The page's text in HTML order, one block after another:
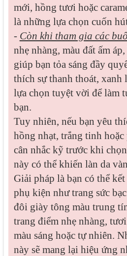
mới, hồng tươi hoặc
là những lựa chọn cuốn
- Còn khi tham gia các
nhẹ nhàng, màu đất ấm
giúp bạn tỏa sáng đầy
thích sự thanh thoát, xanh
lựa chọn tuyệt vời để làm
bạn.
Tuy nhiên, nếu bạn yêu
hồng nhạt, trắng tinh hoặc
cân nhắc kỹ trước khi
này có thể khiến làn da
Giải pháp là bạn có thể
phụ kiện như trang sức
đôi giày tông màu trung
trang điểm nhẹ nhàng,
màu sáng hoặc tự nhiên.
này sẽ mang lại hiệu ứng